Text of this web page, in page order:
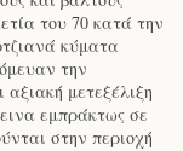
του 70 κατά την
κύματα
την
μετεξέλιξη
εμπράκτως σε
στην περιοχή